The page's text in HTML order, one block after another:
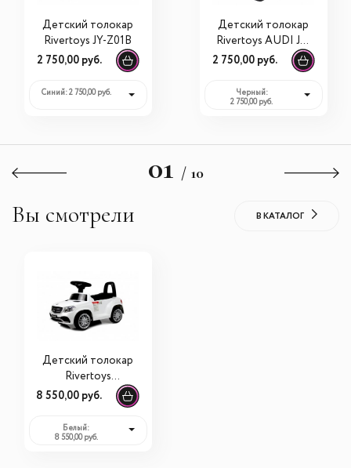
Детский толокар
Rivertoys JY-Z01B
2 750,00 руб.
Синий: 2 750,00 руб.
Детский толокар
Rivertoys AUDI JY-
Z01A
2 750,00 руб.
Черный:
2 750,00 руб.
01 / 10
Вы смотрели В КАТАЛОГ
Детский толокар
Rivertoys
Mercedes-AMG
GLS 63 (HL600)
8 550,00 руб.
Белый:
8 550,00 руб.